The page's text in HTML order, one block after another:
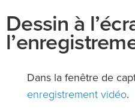
Dessin à
Dans la fenêtre de
enregistrement vidéo.